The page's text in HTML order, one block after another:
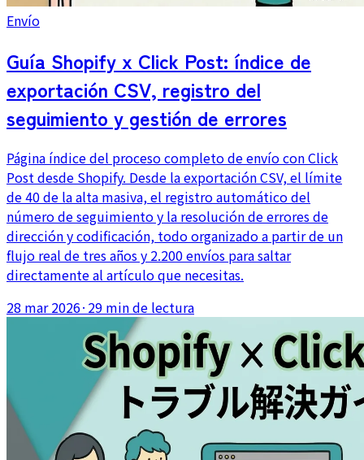
Envío
Guía Shopify x Click Post: índice de
exportación CSV, registro del
seguimiento y gestión de errores
Página índice del proceso completo de envío con Click
Post desde Shopify. Desde la exportación CSV, el límite
de 40 de la alta masiva, el registro automático del
número de seguimiento y la resolución de errores de
dirección y codificación, todo organizado a partir de un
flujo real de tres años y 2.200 envíos para saltar
directamente al artículo que necesitas.
28 mar 2026· 29 min de lectura